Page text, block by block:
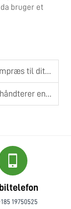
bruger et
affaldsvolumen?
faste stoffer
19750525